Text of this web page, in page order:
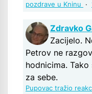
pozdrave u Kninu
·
Zdravko
Zacijelo.
Petrov ne
hodnicima.
za sebe.
Pupovac tražio